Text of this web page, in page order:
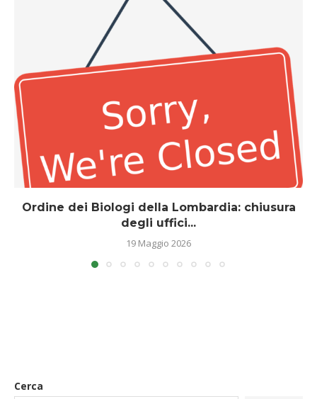
Ordine dei Biologi della Lombardia: chiusura
degli uffici...
19 Maggio 2026
Cerca